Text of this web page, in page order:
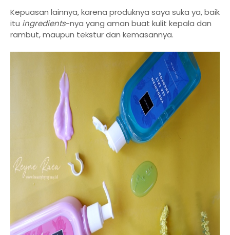
Kepuasan lainnya, karena produknya saya suka ya, baik
itu ingredients-nya yang aman buat kulit kepala dan
rambut, maupun tekstur dan kemasannya.